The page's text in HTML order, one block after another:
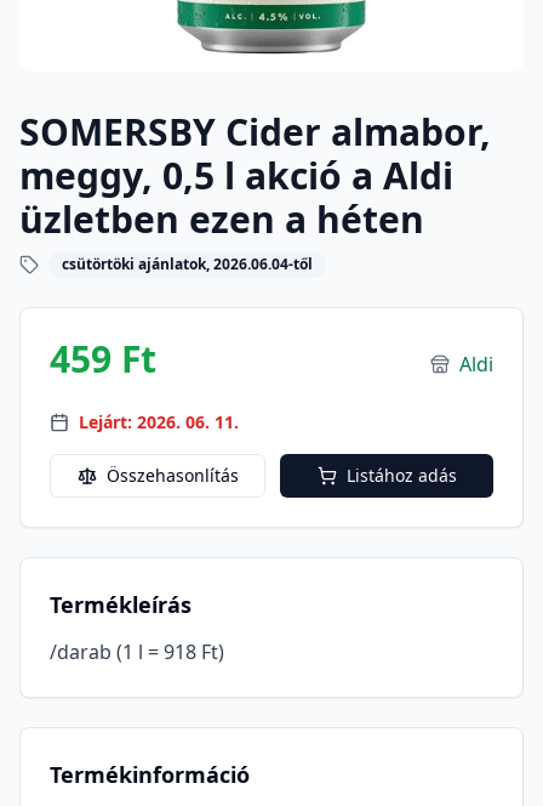
SOMERSBY Cider almabor,
meggy, 0,5 l akció a Aldi
üzletben ezen a héten
csütörtöki ajánlatok, 2026.06.04-től
459 Ft Aldi
Lejárt: 2026. 06. 11.
Összehasonlítás Listához adás
Termékleírás
/darab (1 l = 918 Ft)
Termékinformáció